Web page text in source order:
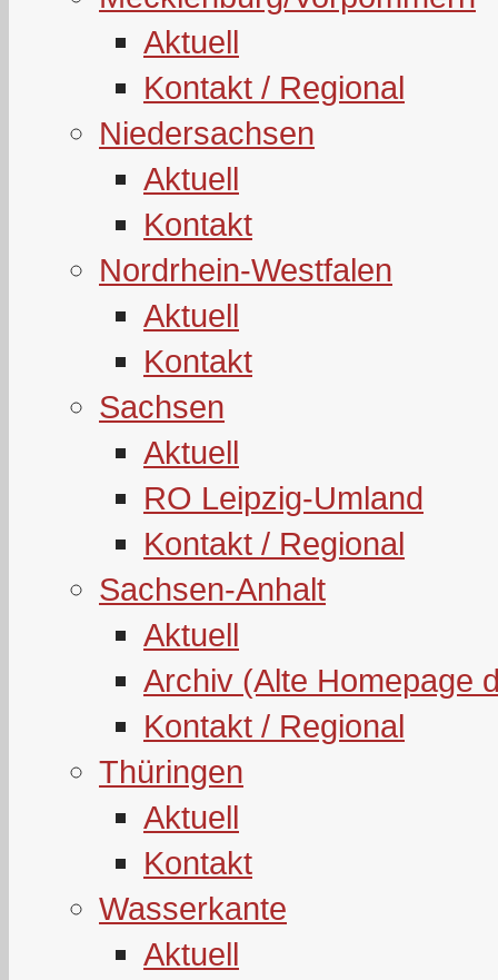
Aktuell
Kontakt / Regional
Niedersachsen
Aktuell
Kontakt
Nordrhein-Westfalen
Aktuell
Kontakt
Sachsen
Aktuell
RO Leipzig-Umland
Kontakt / Regional
Sachsen-Anhalt
Aktuell
Archiv (Alte Homepage
Kontakt / Regional
Thüringen
Aktuell
Kontakt
Wasserkante
Aktuell